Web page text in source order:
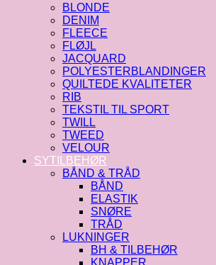
BLONDE
DENIM
FLEECE
FLØJL
JACQUARD
POLYESTERBLANDINGER
QUILTEDE KVALITETER
RIB
TEKSTIL TIL SPORT
TWILL
TWEED
VELOUR
SYTILBEHØR
BÅND & TRÅD
BÅND
ELASTIK
SNØRE
TRÅD
LUKNINGER
BH & TILBEHØR
KNAPPER